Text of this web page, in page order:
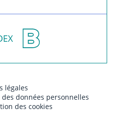
légales
données personnelles
des cookies